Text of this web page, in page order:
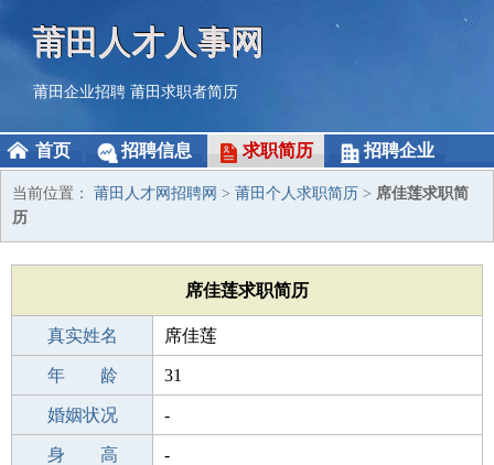
莆田人才人事网
莆田企业招聘 莆田求职者简历
首页 招聘信息 求职简历 招聘企业
当前位置： 莆田人才网招聘网 > 莆田个人求职简历 > 席佳莲求职简
历
席佳莲求职简历
真实姓名 席佳莲
性 别 女
年 龄 31
出生年月 1995-01-15
婚姻状况 -
学 历 初中
身 高 -